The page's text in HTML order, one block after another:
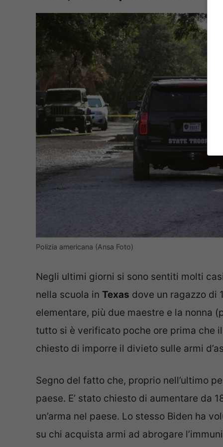
Polizia americana (Ansa Foto)
Negli ultimi giorni si sono sentiti molti
nella scuola in Texas dove un ragazzo di
elementare, più due maestre e la nonna
tutto si è verificato poche ore prima che
chiesto di imporre il divieto sulle armi
Segno del fatto che, proprio nell’ultimo
paese. E’ stato chiesto di aumentare da
un’arma nel paese. Lo stesso Biden ha
su chi acquista armi ad abrogare